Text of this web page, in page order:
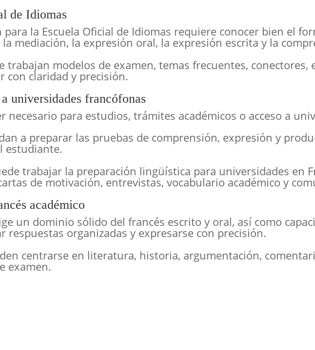
de Idiomas
para la Escuela Oficial de Idiomas requiere conocer bien el
mediación, la expresión oral, la expresión escrita y la
trabajan modelos de examen, temas frecuentes,
con claridad y precisión.
universidades francófonas
necesario para estudios, trámites académicos o acceso a
a preparar las pruebas de comprensión, expresión y
estudiante.
trabajar la preparación lingüística para universidades en
de motivación, entrevistas, vocabulario académico y
académico
un dominio sólido del francés escrito y oral, así como
respuestas organizadas y expresarse con precisión.
centrarse en literatura, historia, argumentación,
examen.